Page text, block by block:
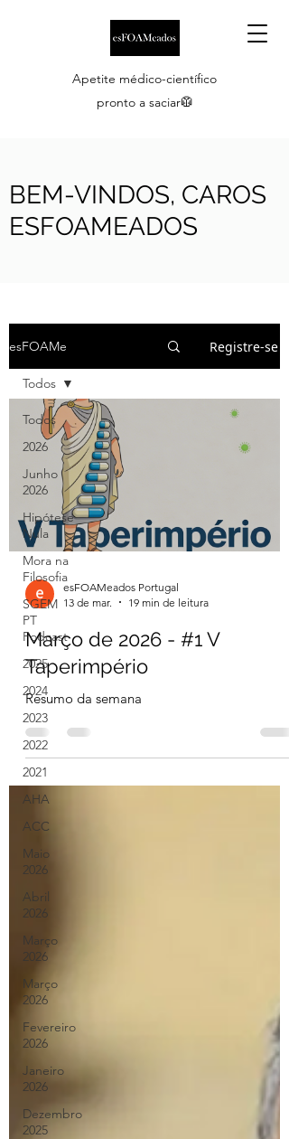
Apetite médico-científico
pronto a saciar🥼
BEM-VINDOS, CAROS
ESFOAMEADOS
esFOAMe Registre-se
Todos
2026
Junho
2026
Hipótese
Nula
Mora na
Filosofia
SGEM
PT
Podcast
2025
2024
2023
2022
2021
AHA
ACC
Maio
2026
Abril
2026
Março
2026
Março
2026
Fevereiro
2026
Janeiro
2026
Dezembro
2025
Todos
esFOAMeados Portugal
13 de mar.
19 min de leitura
Março de 2026 - #1 V
Taperimpério
Resumo da semana